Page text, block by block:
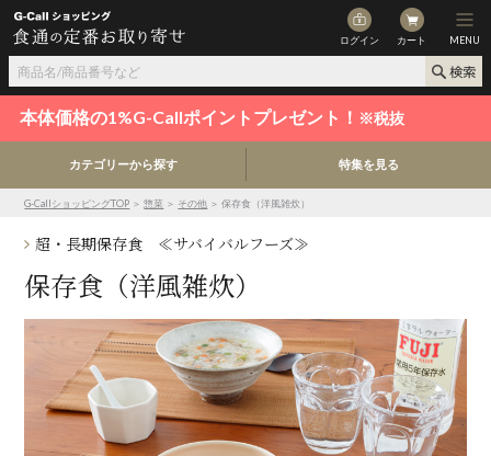
ログイン カート MENU
本体価格の1%G-Callポイントプレゼント！ ※税抜
カテゴリーから探す 特集を見る
G-CallショッピングTOP ＞惣菜 ＞ その他 ＞ 保存食（洋風雑炊）
超・長期保存食 ≪サバイバルフーズ≫
保存食（洋風雑炊）